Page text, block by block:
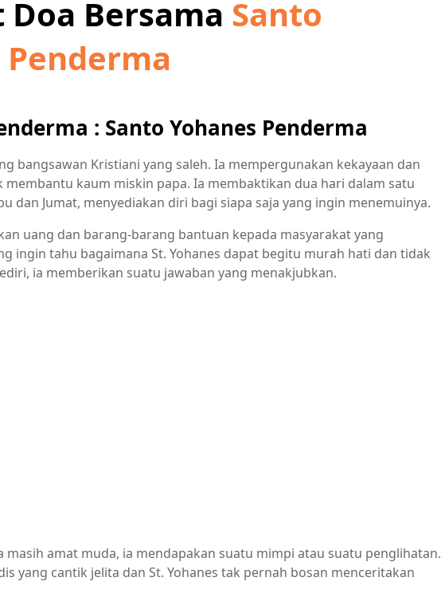
Bersama Santo
: Santo Yohanes Penderma
bangsawan Kristiani yang saleh. Ia mempergunakan kekayaan dan
kaum miskin papa. Ia membaktikan dua hari dalam satu
dan Jumat, menyediakan diri bagi siapa saja yang ingin menemuinya.
uang dan barang-barang bantuan kepada masyarakat yang
ingin tahu bagaimana St. Yohanes dapat begitu murah hati dan tidak
ia memberikan suatu jawaban yang menakjubkan.
masih amat muda, ia mendapakan suatu mimpi atau suatu penglihatan.
yang cantik jelita dan St. Yohanes tak pernah bosan menceritakan